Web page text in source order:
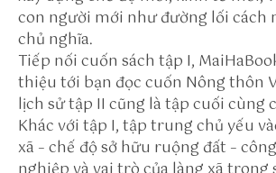
b
o
u
t
h
tt
s:
con người mới như đường lối cách
chủ nghĩa.
Tiếp nối cuốn sách tập I,
thiệu tới bạn đọc cuốn Nông thôn
lịch sử tập II cũng là tập cuối cùng
Khác với tập I, tập trung chủ yếu
xã – chế độ sở hữu ruộng đất –